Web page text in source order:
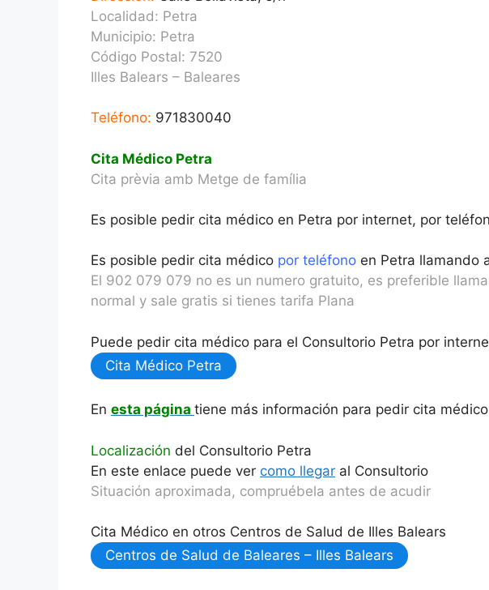
Localidad: Petra
Municipio: Petra
Código Postal: 7520
Illes Balears – Baleares
Teléfono: 971830040
Cita Médico Petra
Cita prèvia amb Metge de família
Es posible pedir cita médico en Petra por internet, por
Es posible pedir cita médico por teléfono en Petra llamando
El 902 079 079 no es un numero gratuito, es preferible
normal y sale gratis si tienes tarifa Plana
Puede pedir cita médico para el Consultorio Petra por
Cita Médico Petra
En esta página tiene más información para pedir cita
Localización del Consultorio Petra
En este enlace puede ver como llegar al Consultorio
Situación aproximada, compruébela antes de acudir
Cita Médico en otros Centros de Salud de Illes Balears
Centros de Salud de Baleares – Illes Balears